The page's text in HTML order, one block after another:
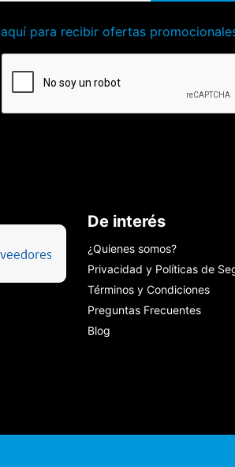
para recibir ofertas
De interés
¿Quienes somos?
Privacidad y Políticas de
Términos y Condiciones
Preguntas Frecuentes
Blog